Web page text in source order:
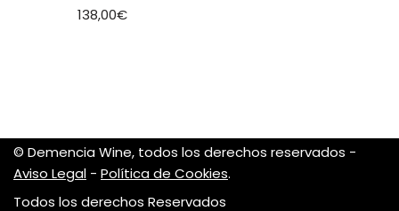
138,00€
© Demencia Wine, todos los derechos reservados -
Aviso Legal - Política de Cookies.
Todos los derechos Reservados